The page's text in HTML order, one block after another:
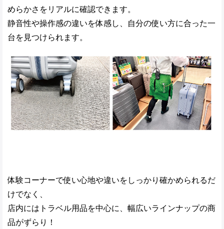
めらかさをリアルに確認できます。
静音性や操作感の違いを体感し、自分の使い方に合った一
台を見つけられます。
体験コーナーで使い心地や違いをしっかり確かめられるだ
けでなく、
店内にはトラベル用品を中心に、幅広いラインナップの商
品がずらり！